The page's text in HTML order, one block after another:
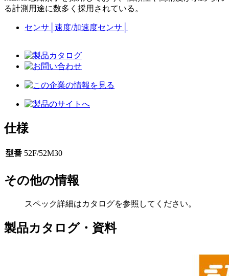
る計測用途に数多く採用されている。
センサ 速度/加速度センサ
仕様
型番 52F/52M30
その他の情報
スペック詳細はカタログを参照してください。
製品カタログ・資料